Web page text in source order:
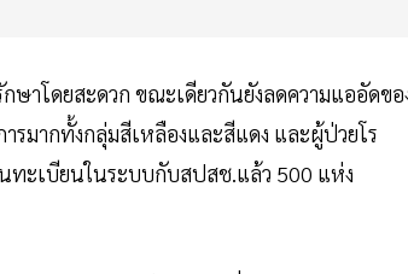
ษาโดยสะดวก ขณะเดียวกันยังลดความแออัดข
รมากทั้งกลุ่มสีเหลืองและสีแดง และผู้ป่วยโร
ทะเบียนในระบบกับสปสช.แล้ว 500 แห่ง